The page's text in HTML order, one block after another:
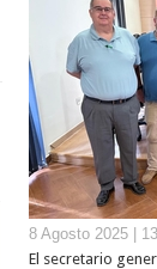
8 Agosto 2025 |
El secretario